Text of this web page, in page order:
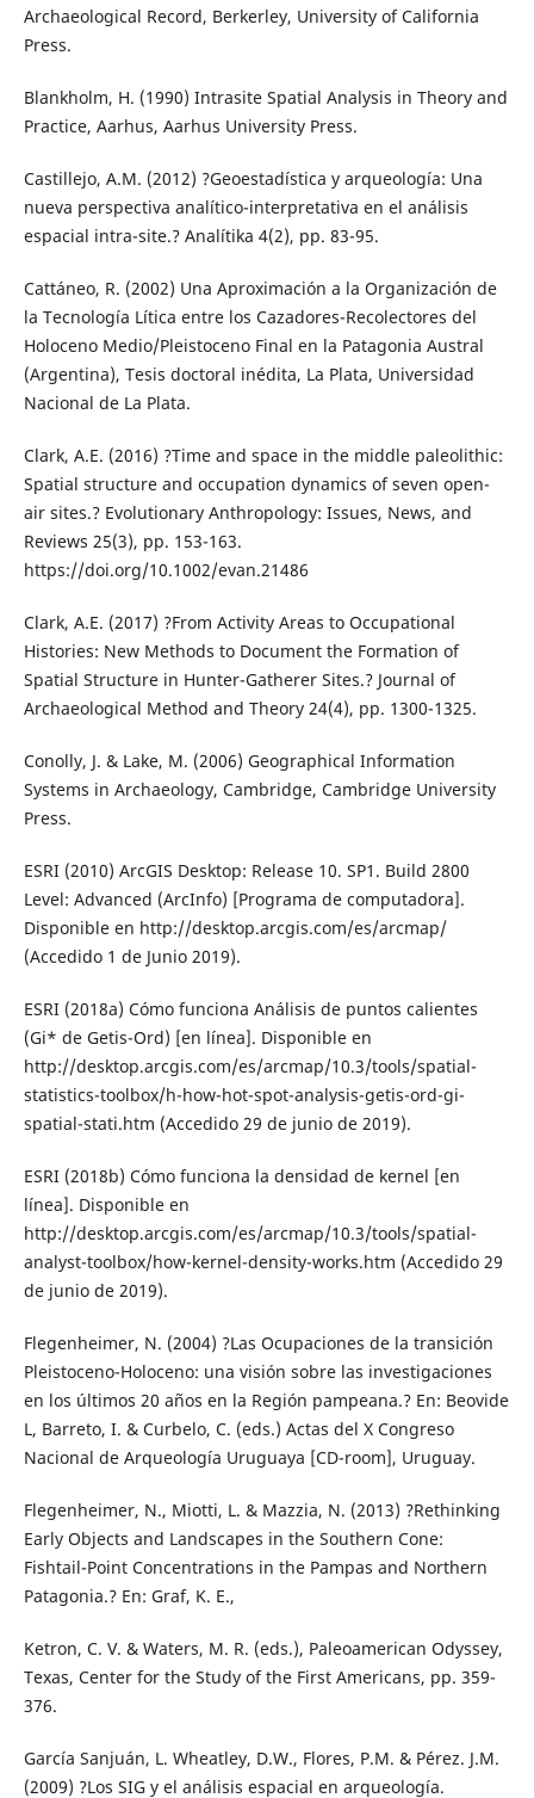
Archaeological Record, Berkerley, University of California
Press.
Blankholm, H. (1990) Intrasite Spatial Analysis in Theory and
Practice, Aarhus, Aarhus University Press.
Castillejo, A.M. (2012) ?Geoestadística y arqueología: Una
nueva perspectiva analítico-interpretativa en el análisis
espacial intra-site.? Analítika 4(2), pp. 83-95.
Cattáneo, R. (2002) Una Aproximación a la Organización de
la Tecnología Lítica entre los Cazadores-Recolectores del
Holoceno Medio/Pleistoceno Final en la Patagonia Austral
(Argentina), Tesis doctoral inédita, La Plata, Universidad
Nacional de La Plata.
Clark, A.E. (2016) ?Time and space in the middle paleolithic:
Spatial structure and occupation dynamics of seven open-
air sites.? Evolutionary Anthropology: Issues, News, and
Reviews 25(3), pp. 153-163.
https://doi.org/10.1002/evan.21486
Clark, A.E. (2017) ?From Activity Areas to Occupational
Histories: New Methods to Document the Formation of
Spatial Structure in Hunter-Gatherer Sites.? Journal of
Archaeological Method and Theory 24(4), pp. 1300-1325.
Conolly, J. & Lake, M. (2006) Geographical Information
Systems in Archaeology, Cambridge, Cambridge University
Press.
ESRI (2010) ArcGIS Desktop: Release 10. SP1. Build 2800
Level: Advanced (ArcInfo) [Programa de computadora].
Disponible en http://desktop.arcgis.com/es/arcmap/
(Accedido 1 de Junio 2019).
ESRI (2018a) Cómo funciona Análisis de puntos calientes
(Gi* de Getis-Ord) [en línea]. Disponible en
http://desktop.arcgis.com/es/arcmap/10.3/tools/spatial-
statistics-toolbox/h-how-hot-spot-analysis-getis-ord-gi-
spatial-stati.htm (Accedido 29 de junio de 2019).
ESRI (2018b) Cómo funciona la densidad de kernel [en
línea]. Disponible en
http://desktop.arcgis.com/es/arcmap/10.3/tools/spatial-
analyst-toolbox/how-kernel-density-works.htm (Accedido 29
de junio de 2019).
Flegenheimer, N. (2004) ?Las Ocupaciones de la transición
Pleistoceno-Holoceno: una visión sobre las investigaciones
en los últimos 20 años en la Región pampeana.? En: Beovide
L, Barreto, I. & Curbelo, C. (eds.) Actas del X Congreso
Nacional de Arqueología Uruguaya [CD-room], Uruguay.
Flegenheimer, N., Miotti, L. & Mazzia, N. (2013) ?Rethinking
Early Objects and Landscapes in the Southern Cone:
Fishtail-Point Concentrations in the Pampas and Northern
Patagonia.? En: Graf, K. E.,
Ketron, C. V. & Waters, M. R. (eds.), Paleoamerican Odyssey,
Texas, Center for the Study of the First Americans, pp. 359-
376.
García Sanjuán, L. Wheatley, D.W., Flores, P.M. & Pérez. J.M.
(2009) ?Los SIG y el análisis espacial en arqueología.